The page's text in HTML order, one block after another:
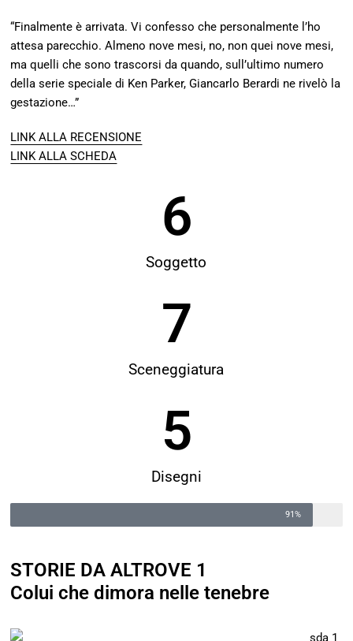
“Finalmente è arrivata. Vi confesso che personalmente l’ho
attesa parecchio. Almeno nove mesi, no, non quei nove mesi,
ma quelli che sono trascorsi da quando, sull’ultimo numero
della serie speciale di Ken Parker, Giancarlo Berardi ne rivelò la
gestazione…”
LINK ALLA RECENSIONE
LINK ALLA SCHEDA
Soggetto
6
Sceneggiatura
7
Disegni
5
91%
STORIE DA ALTROVE 1
Colui che dimora nelle tenebre